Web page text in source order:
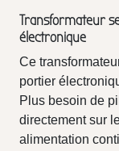
Transformateur
électronique
Ce
portier
Plus besoin de
directement sur
alimentation